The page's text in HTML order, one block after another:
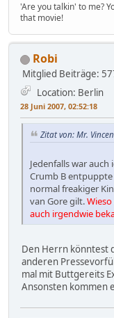
'Are you talkin' to me?
that movie!
Robi
Mitglied Beiträge:
Location: Berlin
28 Juni 2007, 02:52:18
Zitat von: Mr.
Jedenfalls war
Crumb B entpuppte
normal freakiger
van Gore gilt.
auch irgendwie
Den Herrn könntest
anderen
mal mit Buttgereits
Ansonsten kommen